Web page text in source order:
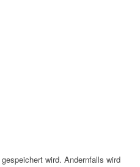
wird. Andernfalls wird